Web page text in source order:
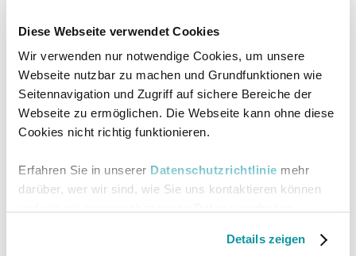
Diese Webseite verwendet Cookies
Wir verwenden nur notwendige Cookies, um unsere
Webseite nutzbar zu machen und Grundfunktionen wie
Seitennavigation und Zugriff auf sichere Bereiche der
Webseite zu ermöglichen. Die Webseite kann ohne diese
Cookies nicht richtig funktionieren.
Erfahren Sie in unserer Datenschutzrichtlinie mehr
darüber, wer wir sind, wie Sie uns kontaktieren können
Details zeigen